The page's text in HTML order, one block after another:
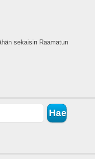
sekaisin Raamatun